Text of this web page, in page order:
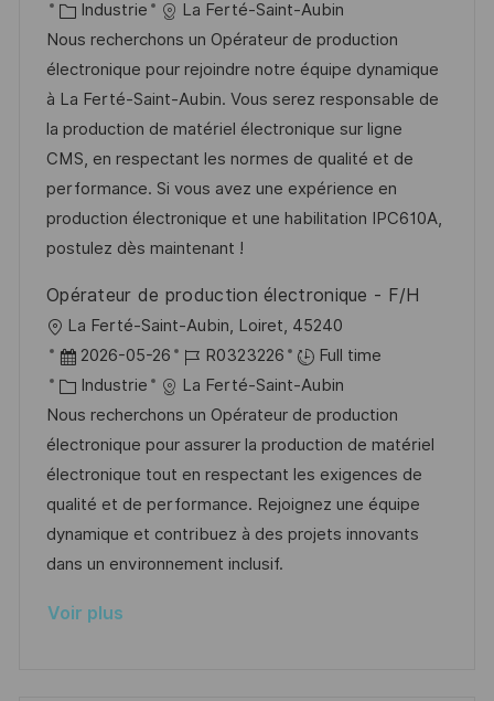
a
g
e
o
s
t
e
c
a
l
i
s
a
t
i
o
a
t
e
d
a
f
f
i
h
a
g
e
é
f
é
r
e
n
c
e
d
p
o
s
t
e
C
a
t
é
g
o
r
i
e
Industrie
La Ferté-Saint-Aubin
Nous recherchons un Opérateur de production
électronique pour rejoindre notre équipe dynamique
à La Ferté-Saint-Aubin. Vous serez responsable de
la production de matériel électronique sur ligne
CMS, en respectant les normes de qualité et de
performance. Si vous avez une expérience en
production électronique et une habilitation IPC610A,
postulez dès maintenant !
Opérateur de production électronique - F/H
o
c
a
l
i
s
a
t
o
La Ferté-Saint-Aubin, Loiret, 45240
D
a
t
e
d
’
a
f
i
2026-05-26
R
é
f
é
r
e
n
c
R0323226
Full time
C
a
t
é
g
o
r
e
Industrie
La Ferté-Saint-Aubin
Nous recherchons un Opérateur de production
électronique pour assurer la production de matériel
électronique tout en respectant les exigences de
qualité et de performance. Rejoignez une équipe
dynamique et contribuez à des projets innovants
dans un environnement inclusif.
Voir plus